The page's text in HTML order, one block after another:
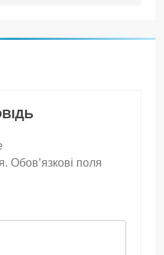
Обов’язкові поля